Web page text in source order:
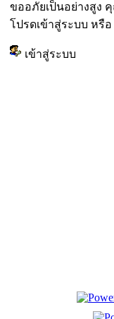
ขออภัยเป็นอย่างสูง
โปรดเข้าสู่ระบบ หรือ
เข้าสู่ระบบ